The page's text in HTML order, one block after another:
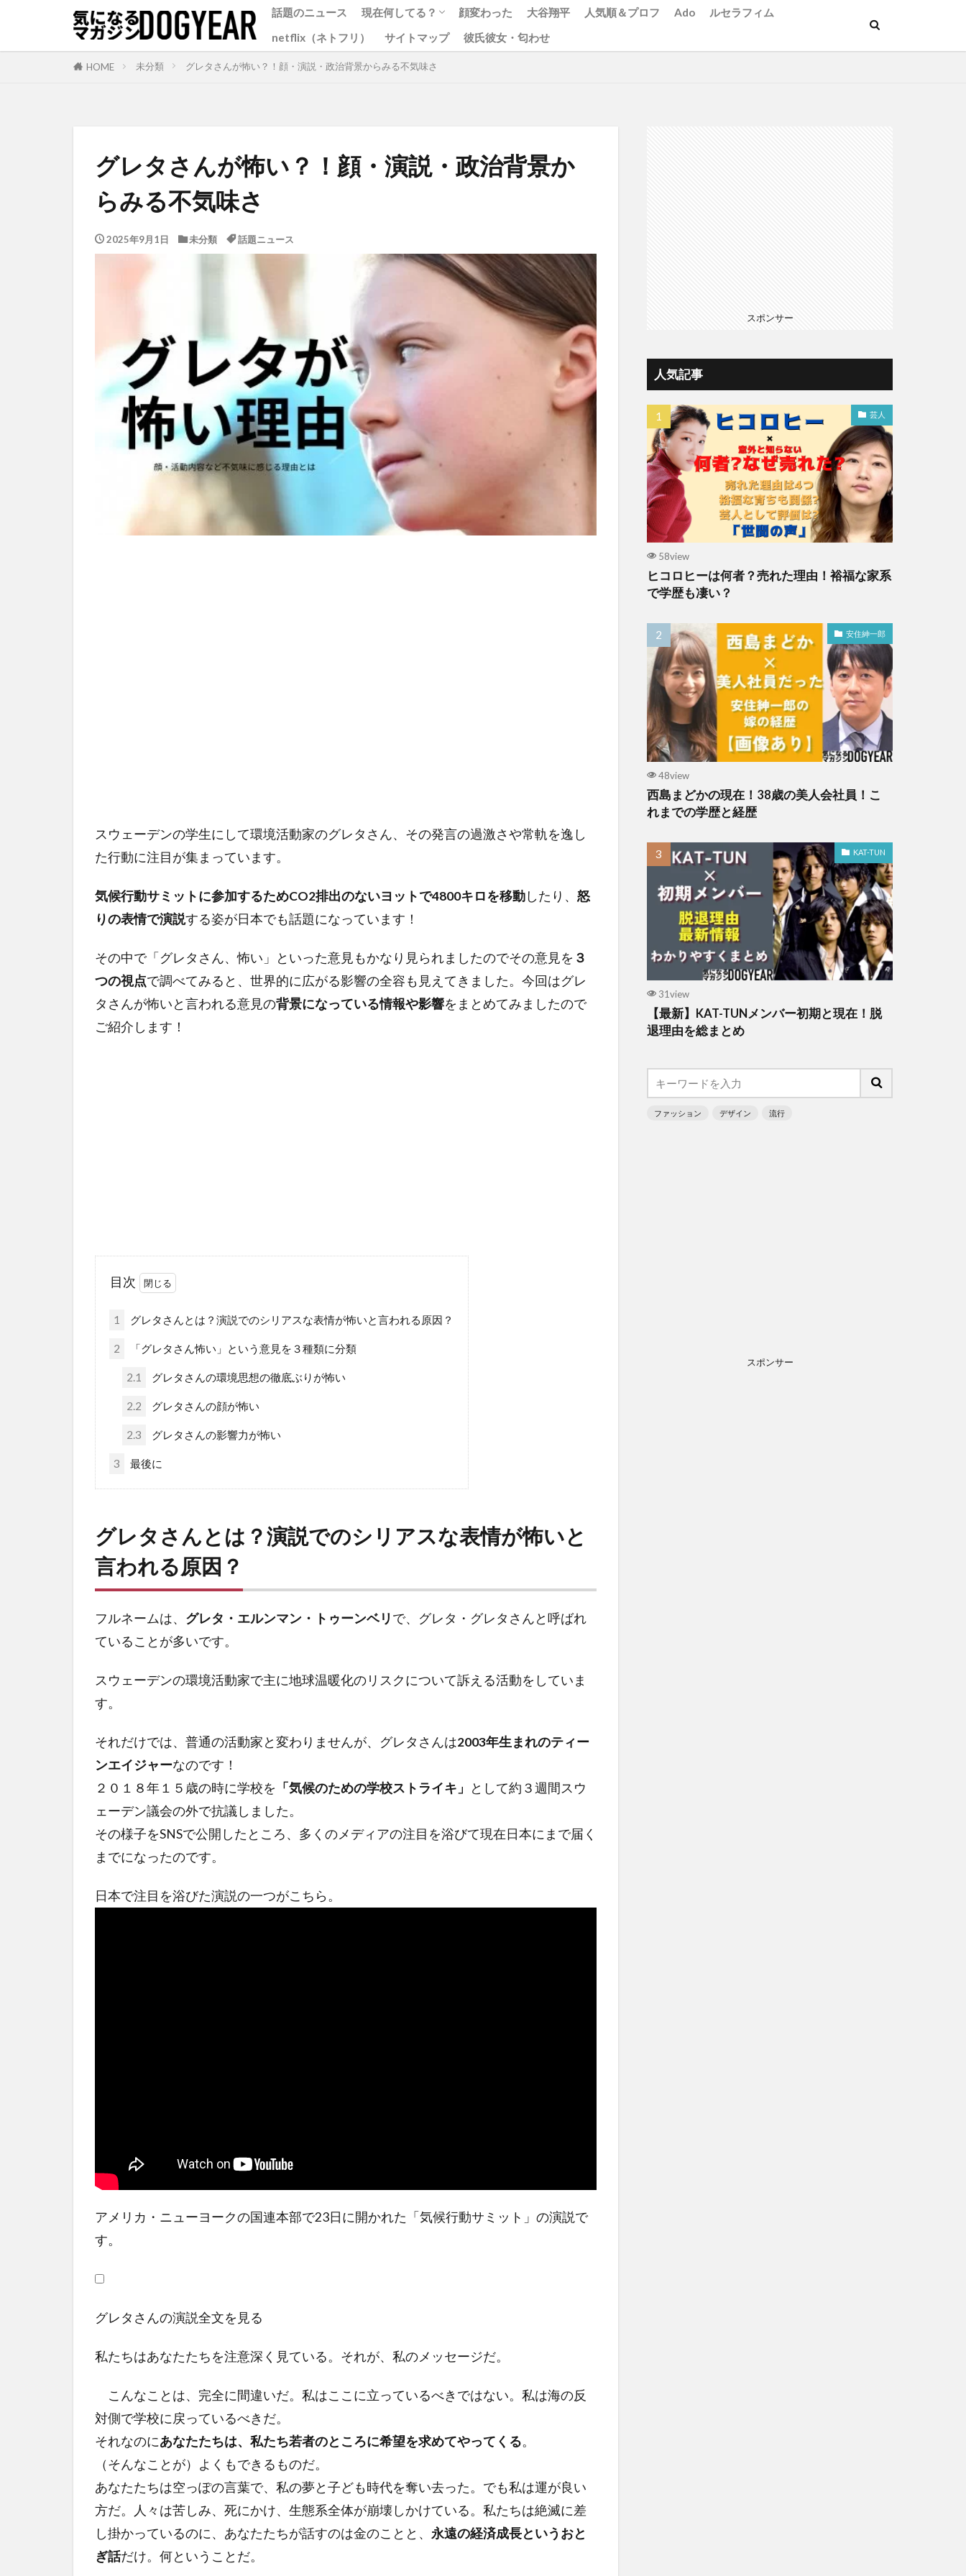
話題のニュース 現在何してる？
松本人志
ジャニーズ
顔変わった 大谷翔平 人気順＆プロフ Ado
ルセラフィム
netflix（ネトフリ）
サイトマップ 彼氏彼女・匂わせ
HOME 未分類 グレタさんが怖い？！顔・演説・政治背景からみる不気味さ
グレタさんが怖い？！顔・演説・政治背景か
らみる不気味さ
2025年9月1日 未分類 話題ニュース
スウェーデンの学生にして環境活動家のグレタさん、その発言の過激さや常軌を逸し
た行動に注目が集まっています。
気候行動サミットに参加するためCO2排出のないヨットで4800キロを移動したり、 怒
りの表情で演説する姿が日本でも話題になっています！
その中で「グレタさん、怖い」といった意見もかなり見られましたのでその意見を ３
つの視点で調べてみると、世界的に広がる影響の全容も見えてきました。今回はグレ
タさんが怖いと言われる意見の背景になっている情報や影響をまとめてみましたので
ご紹介します！
目次
1 グレタさんとは？演説でのシリアスな表情が怖いと言われる原因？
2 「グレタさん怖い」という意見を３種類に分類
2.1 グレタさんの環境思想の徹底ぶりが怖い
2.2 グレタさんの顔が怖い
2.3 グレタさんの影響力が怖い
3 最後に
グレタさんとは？演説でのシリアスな表情が怖いと
言われる原因？
フルネームは、 グレタ・エルンマン・トゥーンベリ で、グレタ・グレタさんと呼ばれ
ていることが多いです。
スウェーデンの環境活動家で主に地球温暖化のリスクについて訴える活動をしていま
す。
それだけでは、普通の活動家と変わりませんが、グレタさんは2003年生まれのティー
ンエイジャーなのです！
２０１８年１５歳の時に学校を 「気候のための学校ストライキ」
として約３週間スウ
ェーデン議会の外で抗議しました。
その様子をSNSで公開したところ、多くのメディアの注目を浴びて現在日本にまで届く
までになったのです。
日本で注目を浴びた演説の一つがこちら。
アメリカ・ニューヨークの国連本部で23日に開かれた「気候行動サミット」の演説で
す。
グレタさんの演説全文を見る
私たちはあなたたちを注意深く見ている。それが、私のメッセージだ。
こんなことは、完全に間違いだ。私はここに立っているべきではない。私は海の反
対側で学校に戻っているべきだ。
それなのにあなたたちは、私たち若者のところに希望を求めてやってくる。
（そんなことが）よくもできるものだ。
あなたたちは空っぽの言葉で、私の夢と子ども時代を奪い去った。でも私は運が良い
方だ。人々は苦しみ、死にかけ、生態系全体が崩壊しかけている。私たちは絶滅に差
し掛かっているのに、あなたたちが話すのは金のことと、 永遠の経済成長というおと
ぎ話だけ。何ということだ。
スポンサー
人気記事
芸人
58view
ヒコロヒーは何者？売れた理由！裕福な家系
で学歴も凄い？
安住紳一郎
48view
西島まどかの現在！38歳の美人会社員！こ
れまでの学歴と経歴
KAT-TUN
31view
【最新】KAT-TUNメンバー初期と現在！脱
退理由を総まとめ
ファッション デザイン 流行
スポンサー